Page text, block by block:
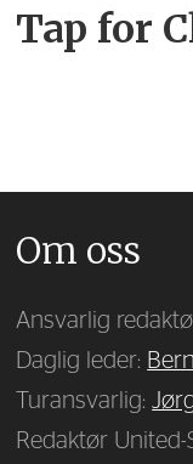
Tap for
Om oss
Ansvarlig
Daglig leder:
Turansvarlig:
Redaktør